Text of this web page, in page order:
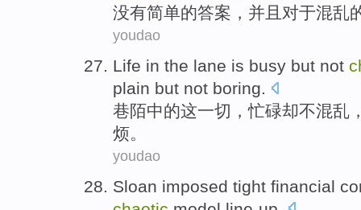
没有简单的答案 ， 并且 对于混乱
youdao
Life in the lane is busy but not
plain but not boring.
巷陌中的这一切，忙碌却不混乱
烦。
youdao
Sloan imposed tight financial